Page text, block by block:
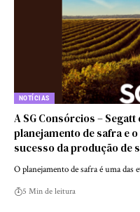
NOTÍCIAS
A SG Consórcios –
planejamento de safra e
sucesso da produção de
O planejamento de safra é uma
5 Min de leitura